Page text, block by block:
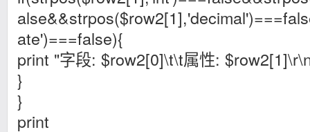
ate')===false){
print "字段: $row2[0]\t\t属性:
}
}
print